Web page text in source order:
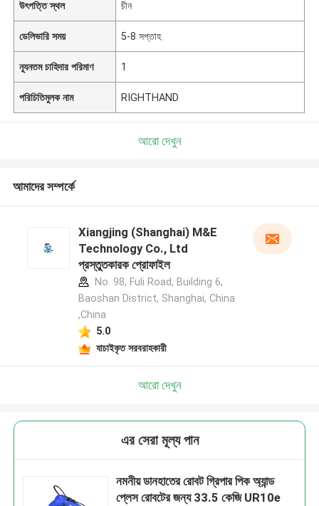
উৎপত্তি স্থল চীন
ডেলিভারি সময় 5-8 সপ্তাহ
ন্যূনতম চাহিদার পরিমাণ 1
পরিচিতিমুলক নাম RIGHTHAND
আরো দেখুন
আমাদের সম্পর্কে
Xiangjing (Shanghai) M&E
Technology Co., Ltd
প্রস্তুতকারক প্রোফাইল
No. 98, Fuli Road, Building 6,
Baoshan District, Shanghai, China
,China
5.0
যাচাইকৃত সরবরাহকারী
আরো দেখুন
এর সেরা মূল্য পান
নমনীয় ডানহাতের রোবট গ্রিপার পিক অ্যান্ড
প্লেস রোবটের জন্য 33.5 কেজি UR10e